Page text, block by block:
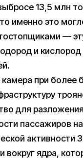
13,5 млн
именно это
—
и кислород
при более
для
пассажиров
вокруг ядра,